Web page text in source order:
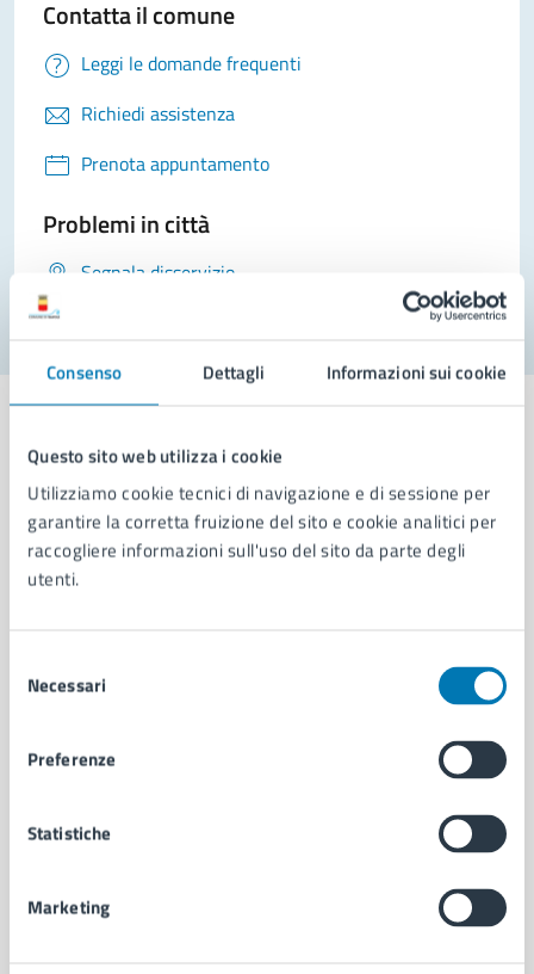
Consenso Dettagli Informazioni sui cookie
Questo sito web utilizza i cookie
Utilizziamo cookie tecnici di navigazione e di sessione per
garantire la corretta fruizione del sito e cookie analitici per
raccogliere informazioni sull'uso del sito da parte degli
utenti.
delNecessari
Preferenze
Statistiche
Marketing
Contatta il comune
Leggi le domande frequenti
Richiedi assistenza
Prenota appuntamento
Problemi in città
Segnala disservizio
Comune di Napoli
AMMINISTRAZIONE
Municipalità
Uffici
Politici
Intranet, posta aziendale e protocollo
CATEGORIE DI SERVIZIO